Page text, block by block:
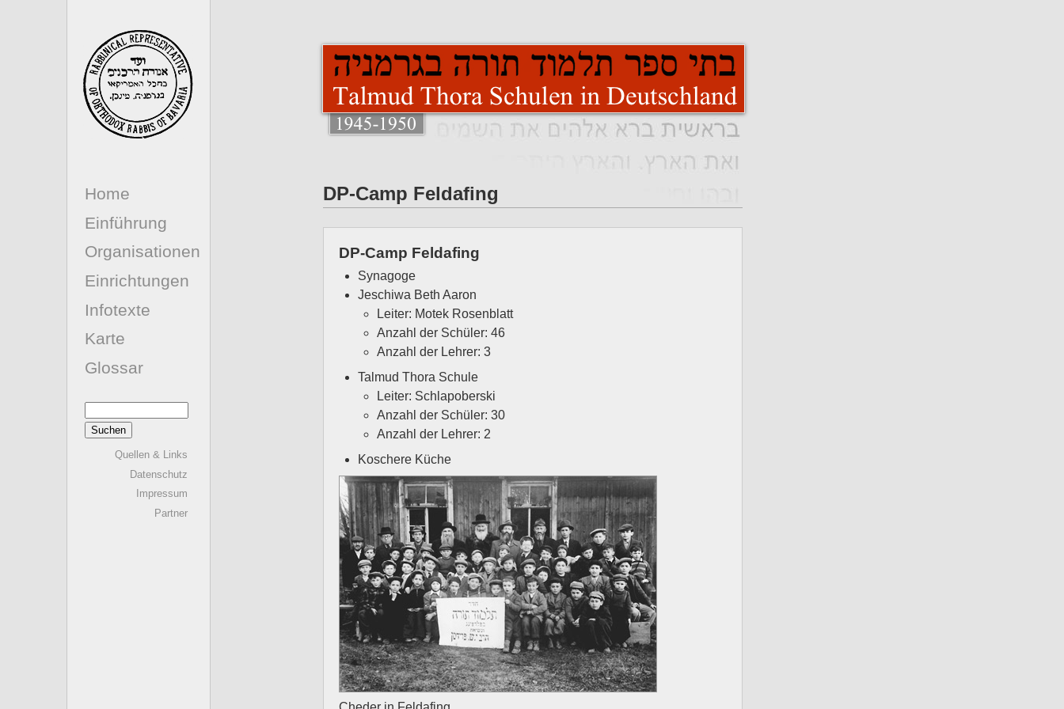
Home
Einführung
Organisationen
Einrichtungen
Infotexte
Karte
Glossar
Suchen
nach:
Quellen & Links
Datenschutz
Impressum
Partner
DP-Camp Feldafing
DP-Camp Feldafing
Synagoge
Jeschiwa Beth Aaron
Leiter: Motek Rosenblatt
Anzahl der Schüler: 46
Anzahl der Lehrer: 3
Talmud Thora Schule
Leiter: Schlapoberski
Anzahl der Schüler: 30
Anzahl der Lehrer: 2
Koschere Küche